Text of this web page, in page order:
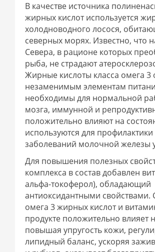
В качестве источника
жирных кислот используется
холодноводного лосося,
северных морях. Известно, что
Севера, в рационе которых
рыба, не страдают
Жирные кислоты класса омега 3
незаменимым элементам
необходимы для нормальной
мозга, иммунной и
положительно влияют на
используются для профилактики
заболеваний молочной железы
Для повышения полезных
комплекса в состав добавлен
альфа-токоферол), обладающий
антиоксидантными свойствами.
омега 3 жирных кислот и
продукте положительно влияет
повышая упругость кожи,
липидный баланс, ускоряя